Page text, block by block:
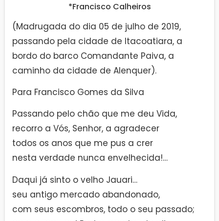
*Francisco Calheiros
(Madrugada do dia 05 de julho de 2019,
passando pela cidade de Itacoatiara, a
bordo do barco Comandante Paiva, a
caminho da cidade de Alenquer).
Para Francisco Gomes da Silva
Passando pelo chão que me deu Vida,
recorro a Vós, Senhor, a agradecer
todos os anos que me pus a crer
nesta verdade nunca envelhecida!…
Daqui já sinto o velho Jauari…
seu antigo mercado abandonado,
com seus escombros, todo o seu passado;